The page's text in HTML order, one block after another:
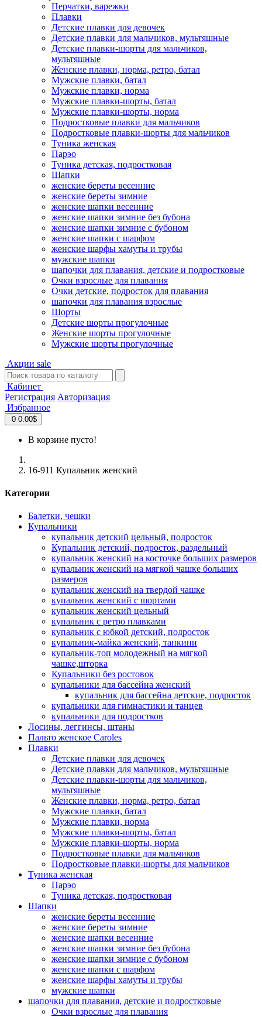
Перчатки, варежки
Плавки
Детские плавки для девочек
Детские плавки для мальчиков, мультяшные
Детские плавки-шорты для мальчиков,
мультяшные
Женские плавки, норма, ретро, батал
Мужские плавки, батал
Мужские плавки, норма
Мужские плавки-шорты, батал
Мужские плавки-шорты, норма
Подростковые плавки для мальчиков
Подростковые плавки-шорты для мальчиков
Туникa женская
Парэо
Туника детская, подростковая
Шапки
женские береты весенние
женские береты зимние
женские шапки весенние
женские шапки зимние без бубона
женские шапки зимние с бубоном
женские шапки с шарфом
женские шарфы хамуты и трубы
мужские шапки
шапочки для плавания, детские и подростковые
Очки взрослые для плавания
Очки детские, подросток для плавания
шапочки для плавания взрослые
Шорты
Детские шорты прогулочные
Женские шорты прогулочные
Мужские шорты прогулочные
Акции sale
Кабинет
Регистрация Авторизация
Избранное
0 0.00$
В корзине пусто!
16-911 Купальник женский
Категории
Балетки, чешки
Купальники
купальник детский цельный, подросток
Купальник детский, подросток, раздельный
купальник женский на косточке больших размеров
купальник женский на мягкой чашке больших
размеров
купальник женский на твердой чашке
купальник женский с шортами
купальник женский цельный
купальник с ретро плавками
купальник с юбкой детский, подросток
купальник-майка женский, танкини
купальник-топ молодежный на мягкой
чашке,шторка
Купальники без ростовок
купальники для бассейна женский
купальник для бассейна детские, подросток
купальники для гимнастики и танцев
купальники для подростков
Лосины, леггинсы, штаны
Пальто женское Caroles
Плавки
Детские плавки для девочек
Детские плавки для мальчиков, мультяшные
Детские плавки-шорты для мальчиков,
мультяшные
Женские плавки, норма, ретро, батал
Мужские плавки, батал
Мужские плавки, норма
Мужские плавки-шорты, батал
Мужские плавки-шорты, норма
Подростковые плавки для мальчиков
Подростковые плавки-шорты для мальчиков
Туникa женская
Парэо
Туника детская, подростковая
Шапки
женские береты весенние
женские береты зимние
женские шапки весенние
женские шапки зимние без бубона
женские шапки зимние с бубоном
женские шапки с шарфом
женские шарфы хамуты и трубы
мужские шапки
шапочки для плавания, детские и подростковые
Очки взрослые для плавания